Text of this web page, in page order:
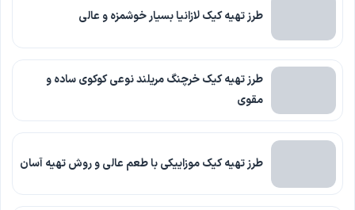
طرز تهیه کیک لازانیا بسیار خوشمزه و عالی
طرز تهیه کیک خرچنگ مریلند نوعی کوکوی ساده و
مقوی
طرز تهیه کیک موزاییکی با طعم عالی و روش تهیه آسان